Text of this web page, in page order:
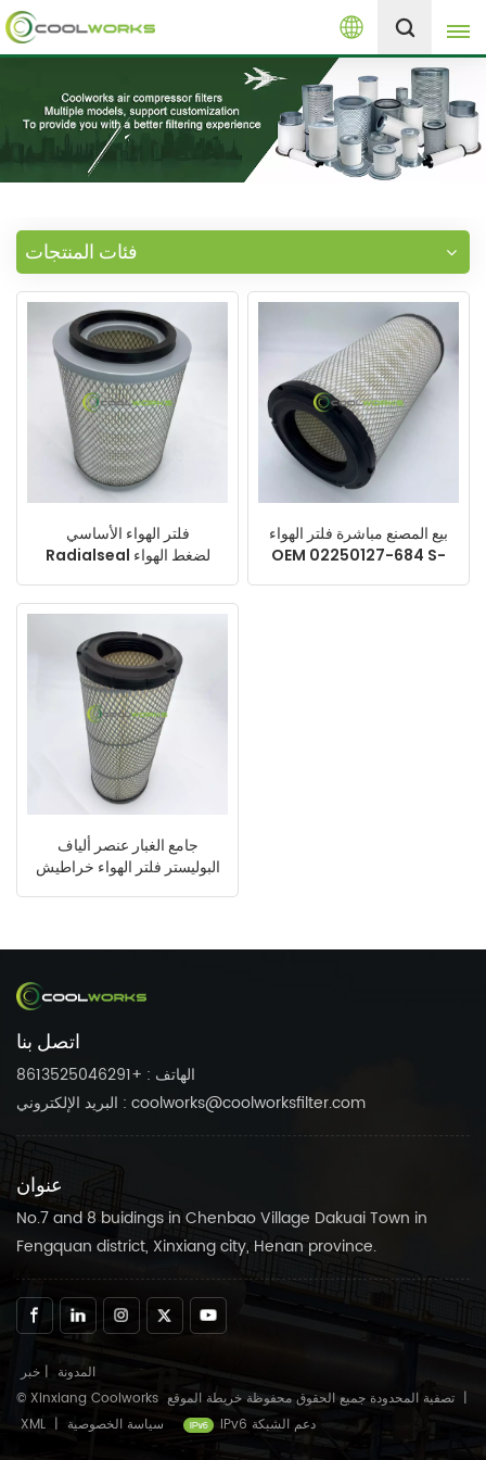
العربية
English
español
العربية
русский
+8613525046291
فئات المنتجات
فلتر الهواء الأساسي
Radialseal لضغط الهواء
بيع المصنع مباشرة فلتر الهواء
OEM 02250127-684 S-
جامع الغبار عنصر ألياف
البوليستر فلتر الهواء خراطيش
اتصل بنا
الهاتف : +8613525046291
البريد الإلكتروني : coolworks@coolworksfilter.com
عنوان
No.7 and 8 buidings in Chenbao Village Dakuai Town in
Fengquan district, Xinxiang city, Henan province.
المدونة | خبر
© Xinxiang Coolworks تصفية المحدودة جميع الحقوق محفوظة |
XML | سياسة الخصوصية IPv6 دعم الشبكة